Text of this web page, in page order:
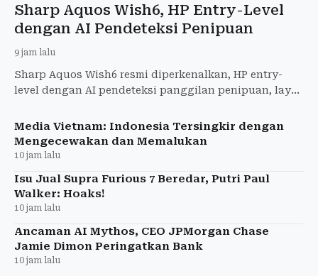
Sharp Aquos Wish6, HP Entry-Level
dengan AI Pendeteksi Penipuan
9 jam lalu
Sharp Aquos Wish6 resmi diperkenalkan, HP entry-
level dengan AI pendeteksi panggilan penipuan, layar
September 20
Media Vietnam: Indonesia Tersingkir dengan
Mengecewakan dan Memalukan
10 jam lalu
Isu Jual Supra Furious 7 Beredar, Putri Paul
Walker: Hoaks!
10 jam lalu
Ancaman AI Mythos, CEO JPMorgan Chase
Jamie Dimon Peringatkan Bank
10 jam lalu